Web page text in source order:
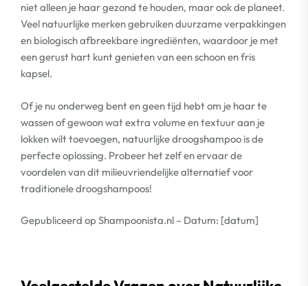
niet alleen je haar gezond te houden, maar ook de planeet.
Veel natuurlijke merken gebruiken duurzame verpakkingen
en biologisch afbreekbare ingrediënten, waardoor je met
een gerust hart kunt genieten van een schoon en fris
kapsel.
Of je nu onderweg bent en geen tijd hebt om je haar te
wassen of gewoon wat extra volume en textuur aan je
lokken wilt toevoegen, natuurlijke droogshampoo is de
perfecte oplossing. Probeer het zelf en ervaar de
voordelen van dit milieuvriendelijke alternatief voor
traditionele droogshampoos!
Gepubliceerd op Shampoonista.nl – Datum: [datum]